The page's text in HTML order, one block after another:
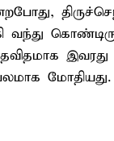
வந்து
மோதியது.